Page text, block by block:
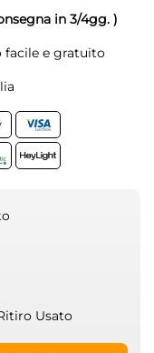
in 3/4gg. )
facile e gratuito
Usato